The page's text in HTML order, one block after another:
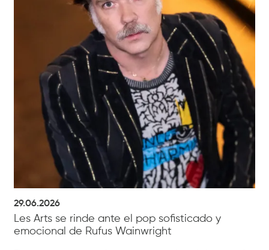
29.06.2026
Les Arts se rinde ante el pop sofisticado y
emocional de Rufus Wainwright